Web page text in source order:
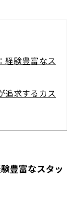
経験豊富なス
追求するカス
経験豊富な
豊富なスタッ